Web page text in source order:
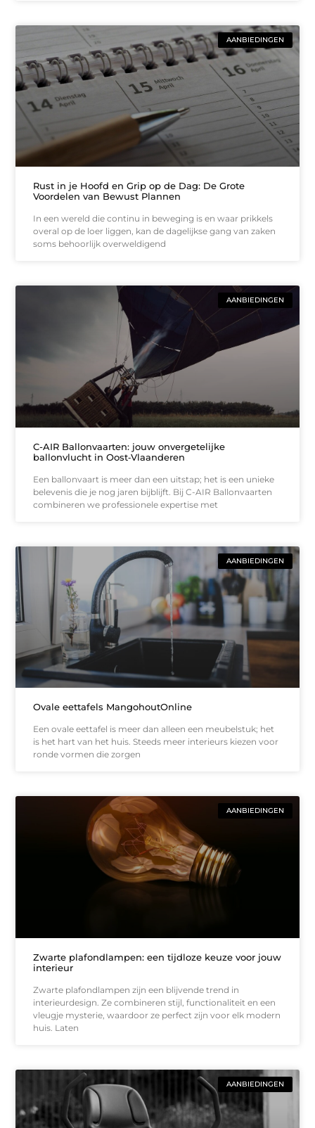
AANBIEDINGEN
Rust in je Hoofd en Grip op de Dag: De Grote
Voordelen van Bewust Plannen
In een wereld die continu in beweging is en waar prikkels
overal op de loer liggen, kan de dagelijkse gang van zaken
soms behoorlijk overweldigend
AANBIEDINGEN
C-AIR Ballonvaarten: jouw onvergetelijke
ballonvlucht in Oost‑Vlaanderen
Een ballonvaart is meer dan een uitstap; het is een unieke
belevenis die je nog jaren bijblijft. Bij C-AIR Ballonvaarten
combineren we professionele expertise met
AANBIEDINGEN
Ovale eettafels MangohoutOnline
Een ovale eettafel is meer dan alleen een meubelstuk; het
is het hart van het huis. Steeds meer interieurs kiezen voor
ronde vormen die zorgen
AANBIEDINGEN
Zwarte plafondlampen: een tijdloze keuze voor jouw
interieur
Zwarte plafondlampen zijn een blijvende trend in
interieurdesign. Ze combineren stijl, functionaliteit en een
vleugje mysterie, waardoor ze perfect zijn voor elk modern
huis. Laten
AANBIEDINGEN